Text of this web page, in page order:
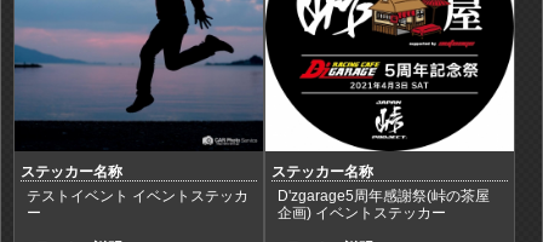
ステッカー名称
テストイベント イベントステッカ
ー
ステッカー名称
D'zgarage5周年感謝祭(峠の茶屋
企画) イベントステッカー